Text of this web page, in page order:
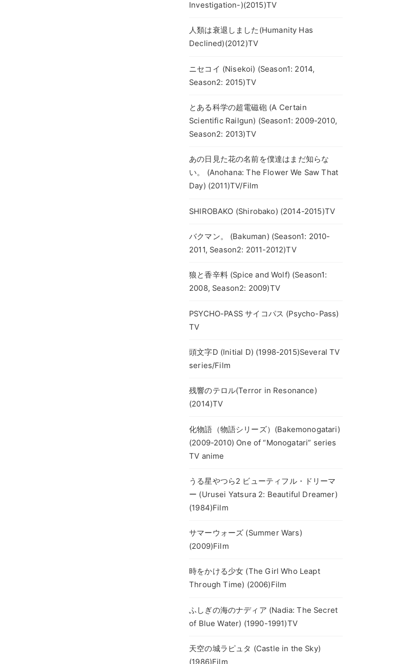
Investigation-)(2015)TV
人類は衰退しました(Humanity Has
Declined)(2012)TV
ニセコイ (Nisekoi) (Season1: 2014,
Season2: 2015)TV
とある科学の超電磁砲 (A Certain
Scientific Railgun) (Season1: 2009-2010,
Season2: 2013)TV
あの日見た花の名前を僕達はまだ知らな
い。 (Anohana: The Flower We Saw That
Day) (2011)TV/Film
SHIROBAKO (Shirobako) (2014-2015)TV
バクマン。 (Bakuman) (Season1: 2010-
2011, Season2: 2011-2012)TV
狼と香辛料 (Spice and Wolf) (Season1:
2008, Season2: 2009)TV
PSYCHO-PASS サイコパス (Psycho-Pass)
TV
頭文字D (Initial D) (1998-2015)Several TV
series/Film
残響のテロル(Terror in Resonance)
(2014)TV
化物語（物語シリーズ）(Bakemonogatari)
(2009-2010) One of “Monogatari” series
TV anime
うる星やつら2 ビューティフル・ドリーマ
ー (Urusei Yatsura 2: Beautiful Dreamer)
(1984)Film
サマーウォーズ (Summer Wars)
(2009)Film
時をかける少女 (The Girl Who Leapt
Through Time) (2006)Film
ふしぎの海のナディア (Nadia: The Secret
of Blue Water) (1990-1991)TV
天空の城ラピュタ (Castle in the Sky)
(1986)Film